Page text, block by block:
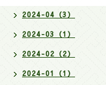
2024-04（3）
2024-03（1）
2024-02（2）
2024-01（1）